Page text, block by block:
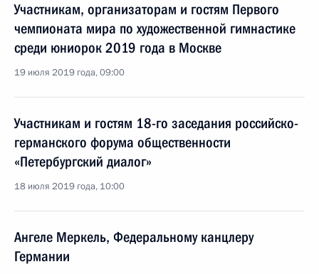
Участникам, организаторам и гостям Первого
чемпионата мира по художественной гимнастике
среди юниорок 2019 года в Москве
19 июля 2019 года, 09:00
Участникам и гостям 18-го заседания российско-
германского форума общественности
«Петербургский диалог»
18 июля 2019 года, 10:00
Ангеле Меркель, Федеральному канцлеру
Германии